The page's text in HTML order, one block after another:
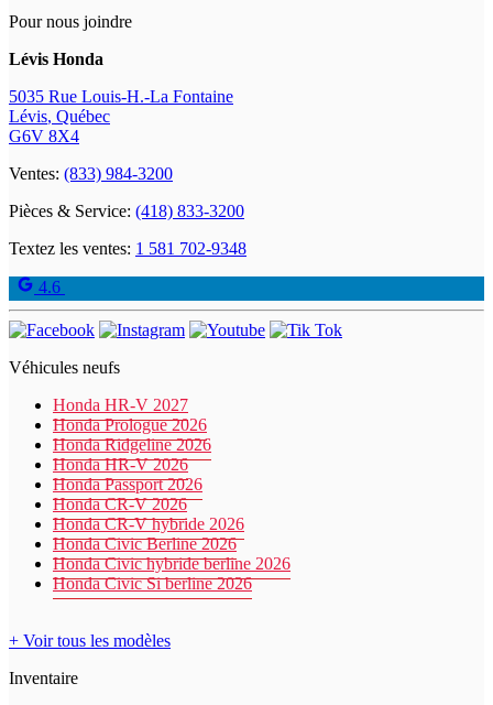
Pour nous joindre
Lévis Honda
5035 Rue Louis-H.-La Fontaine
Lévis, Québec
G6V 8X4
Ventes: (833) 984-3200
Pièces & Service: (418) 833-3200
Textez les ventes: 1 581 702-9348
4.6
Véhicules neufs
Honda HR-V 2027
Honda Prologue 2026
Honda Ridgeline 2026
Honda HR-V 2026
Honda Passport 2026
Honda CR-V 2026
Honda CR-V hybride 2026
Honda Civic Berline 2026
Honda Civic hybride berline 2026
Honda Civic Si berline 2026
+ Voir tous les modèles
Inventaire